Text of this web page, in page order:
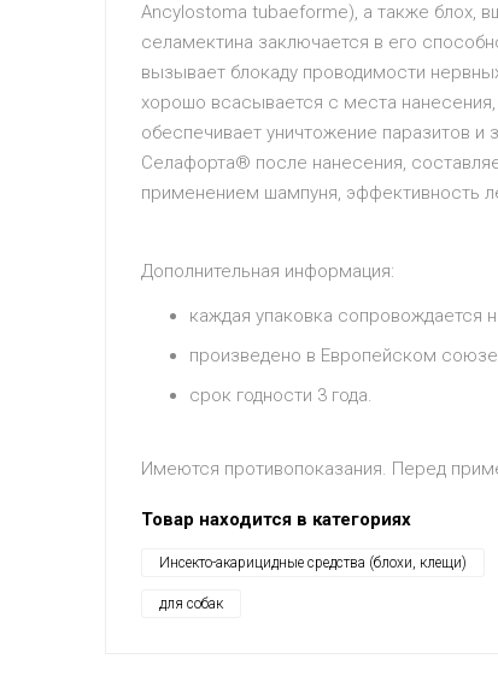
Ancylostoma tubaeforme), а также блох,
селамектина заключается в его
вызывает блокаду проводимости
хорошо всасывается с места нанесения,
обеспечивает уничтожение паразитов
Селафорта® после нанесения,
применением шампуня, эффективность
Дополнительная информация:
каждая упаковка сопровождается
произведено в Европейском
срок годности 3 года.
Имеются противопоказания. Перед
Товар находится в категориях
Инсекто-акарицидные средства (блохи, клещи)
для собак